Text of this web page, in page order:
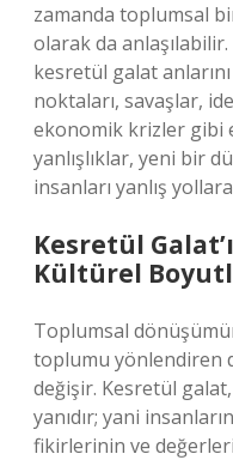
zamanda toplumsal
olarak da
kesretül galat anlarını
noktaları, savaşlar,
ekonomik krizler gibi
yanlışlıklar, yeni bir
insanları yanlış
Kesretül
Kültürel
Toplumsal
toplumu yönlendiren
değişir. Kesretül
yanıdır; yani
fikirlerinin ve